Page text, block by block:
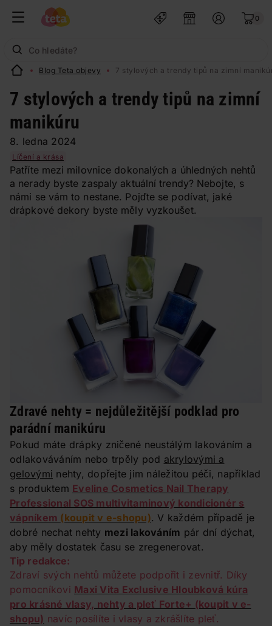
0
Blog Teta objevy 7 stylových a trendy tipů na zimní
7 stylových a trendy tipů na zimní
manikúru
8. ledna 2024
Líčení a krása
Patříte mezi milovnice dokonalých a úhledných nehtů
a nerady byste zaspaly aktuální trendy? Nebojte, s
námi se vám to nestane. Pojďte se podívat, jaké
drápkové dekory byste měly vyzkoušet.
Zdravé nehty = nejdůležitější podklad pro
parádní manikúru
Pokud máte drápky zničené neustálým lakováním a
odlakováváním nebo trpěly pod akrylovými a
gelovými nehty, dopřejte jim náležitou péči, například
s produktem Eveline Cosmetics Nail Therapy
Professional SOS multivitaminový kondicionér s
vápníkem (koupit v e-shopu). V každém případě je
dobré nechat nehty mezi lakováním pár dní dýchat,
aby měly dostatek času se zregenerovat.
Tip redakce:
Zdraví svých nehtů můžete podpořit i zevnitř. Díky
pomocníkovi Maxi Vita Exclusive Hloubková kúra
pro krásné vlasy, nehty a pleť Forte+ (koupit v e-
shopu) navíc posílíte i vlasy a zkrášlíte pleť.